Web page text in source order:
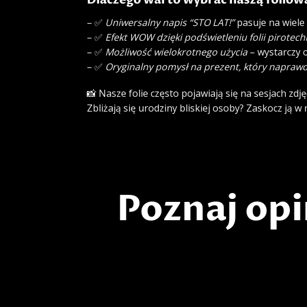
– ✅ Uniwersalny napis “STO LAT!”pasuje na wiele
– ✅ Efekt WOW dzięki podświetleniu folii
– ✅ Możliwość wielokrotnego użycia– wystarczy
– ✅ Oryginalny pomysł na prezent, który
📸 Nasze folie często pojawiają się na sesjach
Zbliżają się urodziny bliskiej osoby? Zaskocz ją w
Poznaj